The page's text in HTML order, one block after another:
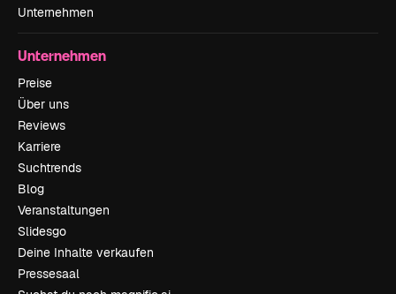
Unternehmen
Unternehmen
Preise
Über uns
Reviews
Karriere
Suchtrends
Blog
Veranstaltungen
Slidesgo
Deine Inhalte verkaufen
Pressesaal